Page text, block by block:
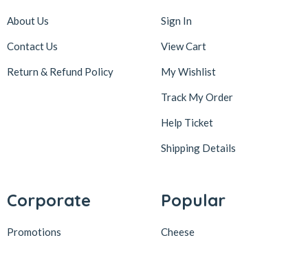
About Us
Contact Us
Return & Refund Policy
Sign In
View Cart
My Wishlist
Track My Order
Help Ticket
Shipping Details
Corporate
Promotions
Popular
Cheese